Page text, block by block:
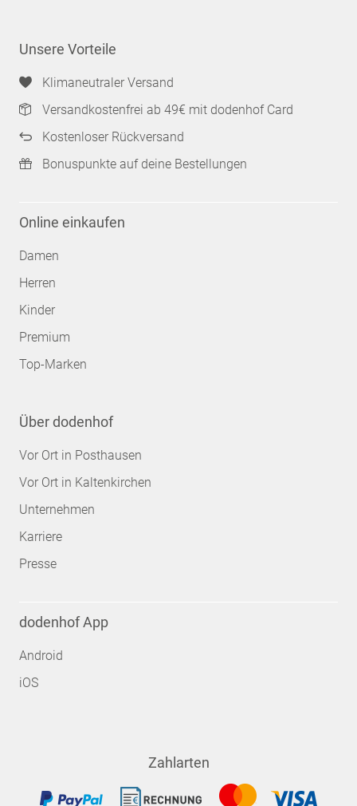
Unsere Vorteile
Klimaneutraler Versand
Versandkostenfrei ab 49€ mit dodenhof Card
Kostenloser Rückversand
Bonuspunkte auf deine Bestellungen
Online einkaufen
Damen
Herren
Kinder
Premium
Top-Marken
Über dodenhof
Vor Ort in Posthausen
Vor Ort in Kaltenkirchen
Unternehmen
Karriere
Presse
dodenhof App
Android
iOS
Zahlarten